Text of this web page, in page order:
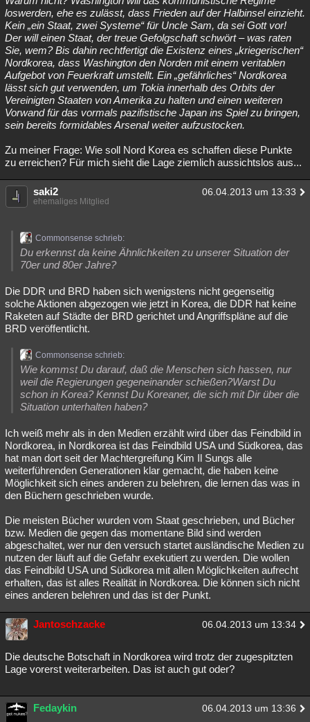
loswerden, ehe es zulässt, dass Frieden auf der Halbinsel einzieht.
Kein „ein Staat, zwei Systeme“ für Uncle Sam, da sei Gott vor!
Der will einen Staat, der treue Gefolgschaft schwört – was raten
Sie, wem? Bis dahin rechtfertigt die Existenz eines „kriegerischen“
Nordkorea, dass Washington den Norden mit einem veritablen
Aufgebot von Feuerkraft umstellt. Ein „gefährliches“ Nordkorea
lässt sich gut verwenden, um Tokia innerhalb des Orbits der
Vereinigten Staaten von Amerika zu halten und einen weiteren
Vorwand für das vormals pazifistische Japan ins Spiel zu bringen,
sein bereits formidables Arsenal weiter aufzustocken.
Zu meiner Frage: Wie soll Nord Korea es schaffen diese Punkte
zu erreichen? Für mich sieht die Lage ziemlich aussichtslos aus...
saki2 06.04.2013 um 13:33
ehemaliges Mitglied
Commonsense schrieb:
Du erkennst da keine Ähnlichkeiten zu unserer Situation der
70er und 80er Jahre?
Die DDR und BRD haben sich wenigstens nicht gegenseitig
solche Aktionen abgezogen wie jetzt in Korea, die DDR hat keine
Raketen auf Städte der BRD gerichtet und Angriffspläne auf die
BRD veröffentlicht.
Commonsense schrieb:
Wie kommst Du darauf, daß die Menschen sich hassen, nur
weil die Regierungen gegeneinander schießen?Warst Du
schon in Korea? Kennst Du Koreaner, die sich mit Dir über die
Situation unterhalten haben?
Ich weiß mehr als in den Medien erzählt wird über das Feindbild in
Nordkorea, in Nordkorea ist das Feindbild USA und Südkorea, das
hat man dort seit der Machtergreifung Kim Il Sungs alle
weiterführenden Generationen klar gemacht, die haben keine
Möglichkeit sich eines anderen zu belehren, die lernen das was in
den Büchern geschrieben wurde.
Die meisten Bücher wurden vom Staat geschrieben, und Bücher
bzw. Medien die gegen das momentane Bild sind werden
abgeschaltet, wer nur den versuch startet ausländische Medien zu
nutzen der läuft auf die Gefahr exekutiert zu werden. Die wollen
das Feindbild USA und Südkorea mit allen Möglichkeiten aufrecht
erhalten, das ist alles Realität in Nordkorea. Die können sich nicht
eines anderen belehren und das ist der Punkt.
Jantoschzacke 06.04.2013 um 13:34
Die deutsche Botschaft in Nordkorea wird trotz der zugespitzten
Lage vorerst weiterarbeiten. Das ist auch gut oder?
Fedaykin 06.04.2013 um 13:36